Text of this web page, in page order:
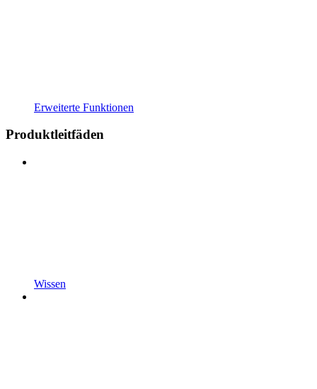
Erweiterte Funktionen
Produktleitfäden
Wissen